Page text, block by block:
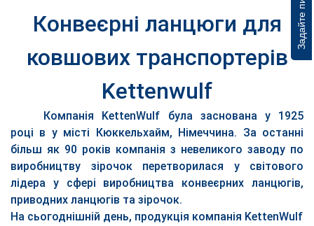
Конвеєрні ланцюги для
ковшових транспортерів
Kettenwulf
Компанія KettenWulf була заснована у 1925
році в у місті Кюккельхайм, Німеччина. За останні
більш як 90 років компанія з невеликого заводу по
виробництву зірочок перетворилася у світового
лідера у сфері виробництва конвеєрних ланцюгів,
приводних ланцюгів та зірочок.
На сьогоднішній день, продукція компанія KettenWulf